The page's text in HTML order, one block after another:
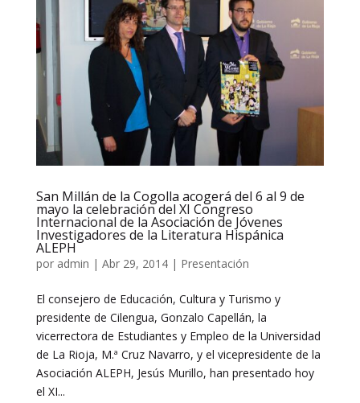
San Millán de la Cogolla acogerá del 6 al 9 de
mayo la celebración del XI Congreso
Internacional de la Asociación de Jóvenes
Investigadores de la Literatura Hispánica
ALEPH
por admin | Abr 29, 2014| Presentación
El consejero de Educación, Cultura y Turismo y
presidente de Cilengua, Gonzalo Capellán, la
vicerrectora de Estudiantes y Empleo de la Universidad
de La Rioja, M.ª Cruz Navarro, y el vicepresidente de la
Asociación ALEPH, Jesús Murillo, han presentado hoy
el XI...